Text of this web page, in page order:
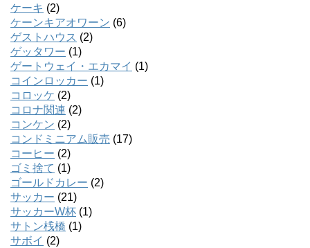
ケーキ (2)
ケーンキアオワーン (6)
ゲストハウス (2)
ゲッタワー (1)
ゲートウェイ・エカマイ (1)
コインロッカー (1)
コロッケ (2)
コロナ関連 (2)
コンケン (2)
コンドミニアム販売 (17)
コーヒー (2)
ゴミ捨て (1)
ゴールドカレー (2)
サッカー (21)
サッカーW杯 (1)
サトン桟橋 (1)
サボイ (2)